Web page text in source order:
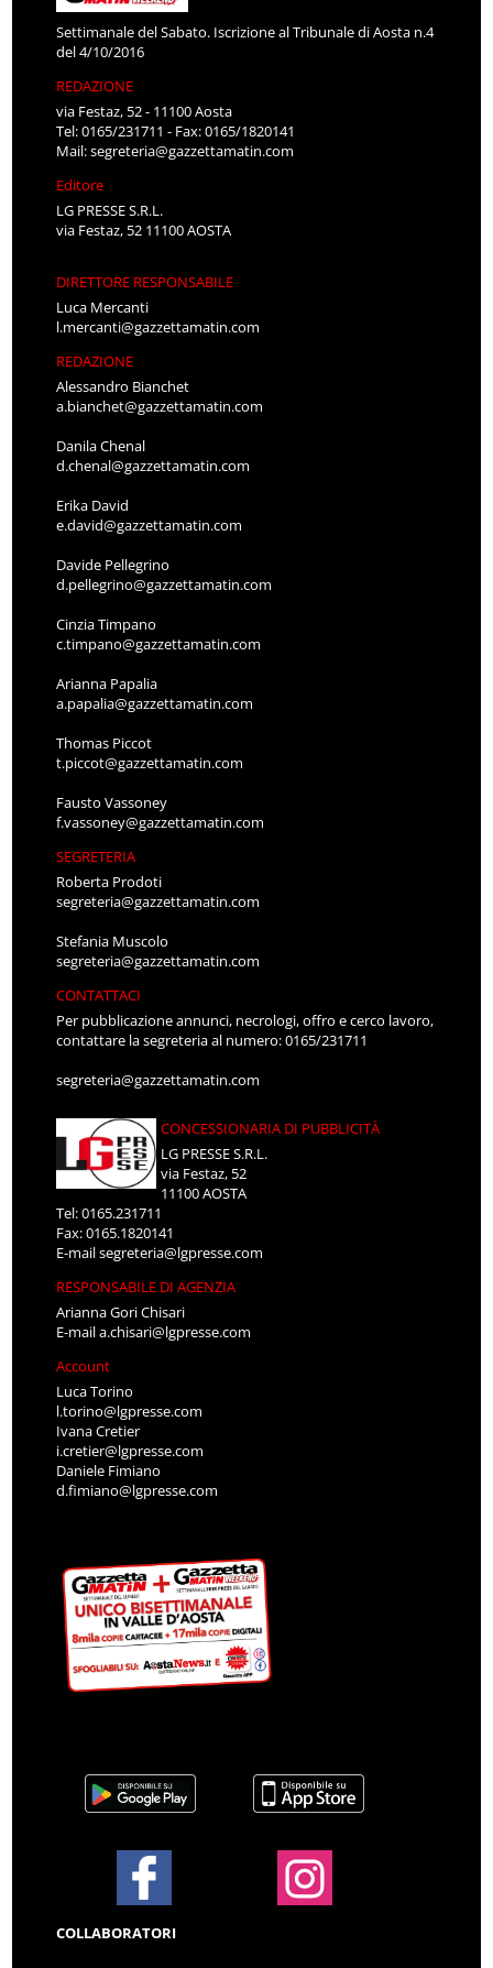
Settimanale del Sabato. Iscrizione al Tribunale di Aosta n.4
del 4/10/2016
REDAZIONE
via Festaz, 52 - 11100 Aosta
Tel: 0165/231711 - Fax: 0165/1820141
Mail:segreteria@gazzettamatin.com
Editore
LG PRESSE S.R.L.
via Festaz, 52 11100 AOSTA
DIRETTORE RESPONSABILE
Luca Mercanti
l.mercanti@gazzettamatin.com
REDAZIONE
Alessandro Bianchet
a.bianchet@gazzettamatin.com
Danila Chenal
d.chenal@gazzettamatin.com
Erika David
e.david@gazzettamatin.com
Davide Pellegrino
d.pellegrino@gazzettamatin.com
Cinzia Timpano
c.timpano@gazzettamatin.com
Arianna Papalia
a.papalia@gazzettamatin.com
Thomas Piccot
t.piccot@gazzettamatin.com
Fausto Vassoney
f.vassoney@gazzettamatin.com
SEGRETERIA
Roberta Prodoti
segreteria@gazzettamatin.com
Stefania Muscolo
segreteria@gazzettamatin.com
CONTATTACI
Per pubblicazione annunci, necrologi, offro e cerco lavoro,
contattare la segreteria al numero: 0165/231711
segreteria@gazzettamatin.com
CONCESSIONARIA DI PUBBLICITÀ
LG PRESSE S.R.L.
via Festaz, 52
11100 AOSTA
Tel: 0165.231711
Fax: 0165.1820141
E-mailsegreteria@lgpresse.com
RESPONSABILE DI AGENZIA
Arianna Gori Chisari
E-maila.chisari@lgpresse.com
Account
Luca Torino
l.torino@lgpresse.com
Ivana Cretier
i.cretier@lgpresse.com
Daniele Fimiano
d.fimiano@lgpresse.com
COLLABORATORI